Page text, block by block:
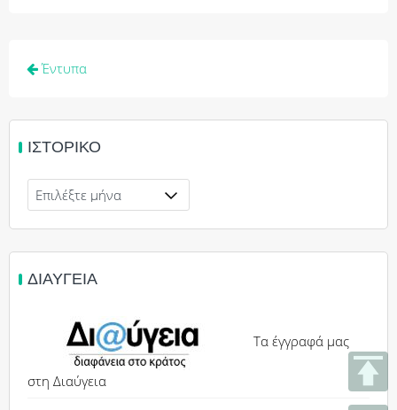
Πλοήγηση
Έντυπα
ΙΣΤΟΡΙΚΌ
Ιστορικό
ΔΙΑΎΓΕΙΑ
Τα έγγραφά μας
στη Διαύγεια